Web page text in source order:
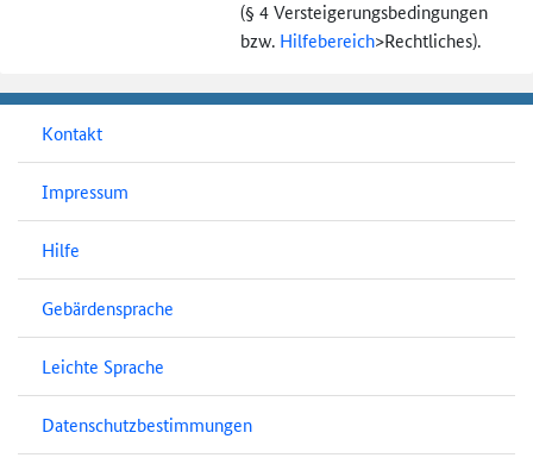
(§ 4 Versteigerungs­bedingungen
bzw. Hilfebereich>Rechtliches).
Kontakt
Impressum
Hilfe
Gebärdensprache
Leichte Sprache
Datenschutzbestimmungen